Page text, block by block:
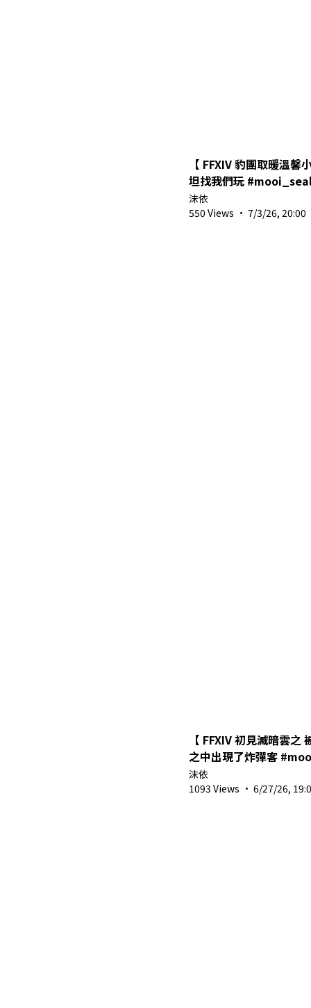
【 FFXIV 豹團取暖溫馨
坦找我們玩 #mooi_seal @ #Twitch #圖奇
#vtuber #shorts #馬
沫依
550 Views · 7/3/26, 20:00
【 FFXIV 初見滅暗雲之
之中出現了炸彈客 #mooi_seal @ #Twitch
#圖奇 #vtuber
#ffxiv滅暗雲
沫依
1093 Views · 6/27/26,